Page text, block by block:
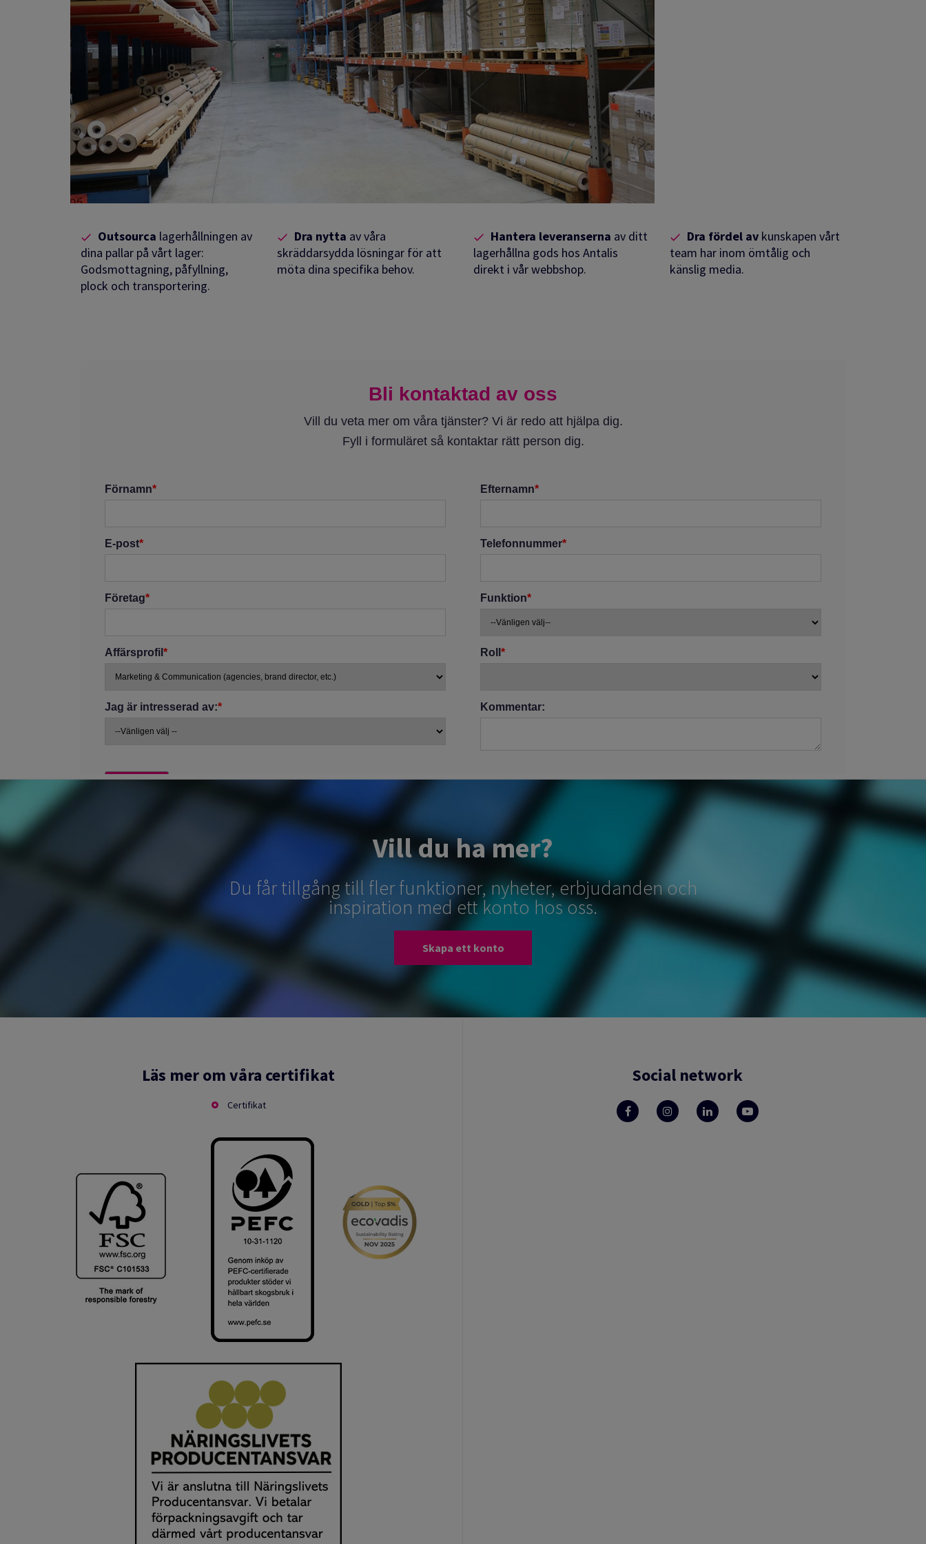
Outsourca lagerhållningen av
dina pallar på vårt lager:
Godsmottagning, påfyllning,
plock och transportering.
Dra nytta av våra
skräddarsydda lösningar för att
möta dina specifika behov.
Hantera leveranserna av ditt
lagerhållna gods hos Antalis
direkt i vår webbshop.
Dra fördel av kunskapen vårt
team har inom ömtålig och
känslig media.
Vill du ha mer?
Du får tillgång till fler funktioner, nyheter, erbjudanden och
inspiration med ett konto hos oss.
Skapa ett konto
Läs mer om våra certifikat
Certifikat
Social network